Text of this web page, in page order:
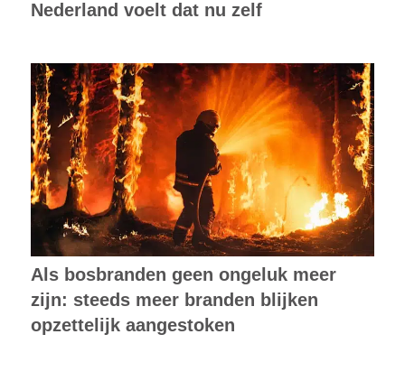
Nederland voelt dat nu zelf
Als bosbranden geen ongeluk meer
zijn: steeds meer branden blijken
opzettelijk aangestoken